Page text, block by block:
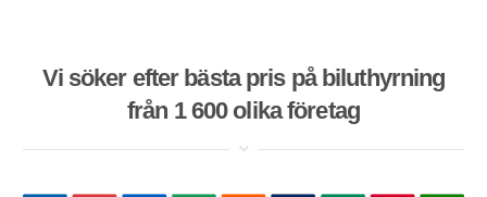
Vi söker efter bästa pris på biluthyrning
från 1 600 olika företag